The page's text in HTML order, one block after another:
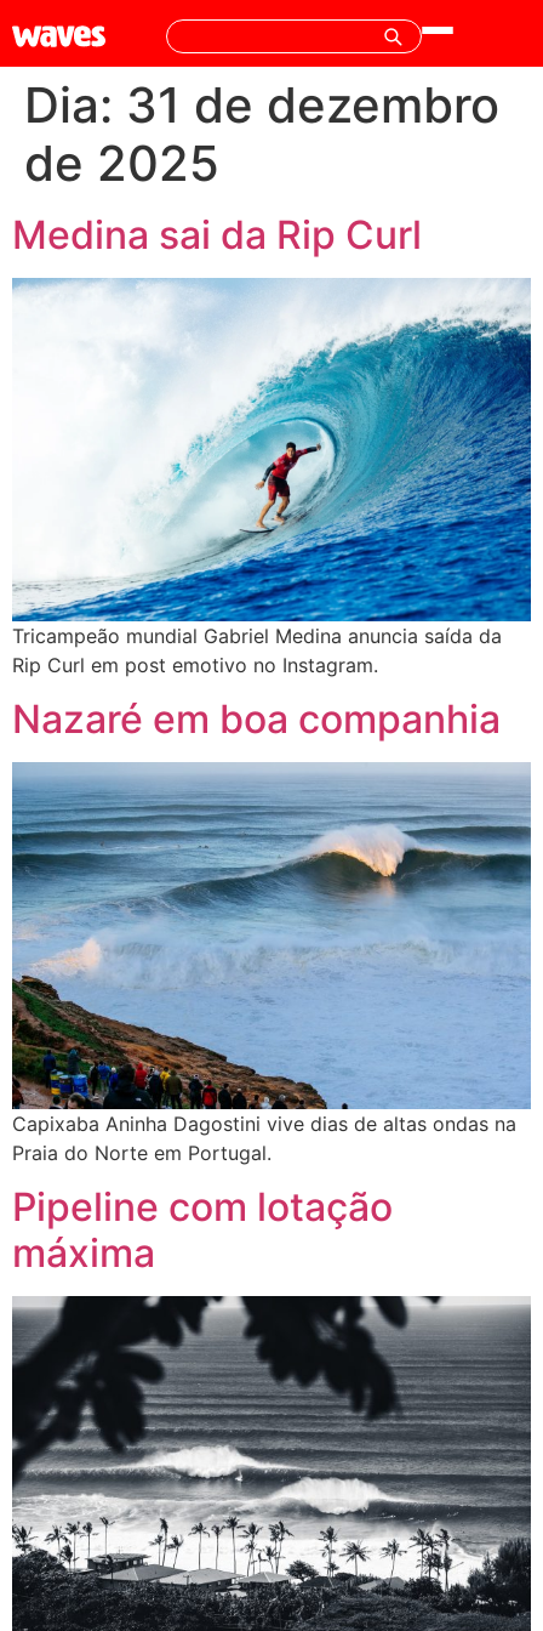
Dia: 31 de dezembro
de 2025
Medina sai da Rip Curl
Tricampeão mundial Gabriel Medina anuncia saída da
Rip Curl em post emotivo no Instagram.
Nazaré em boa companhia
Capixaba Aninha Dagostini vive dias de altas ondas na
Praia do Norte em Portugal.
Pipeline com lotação
máxima